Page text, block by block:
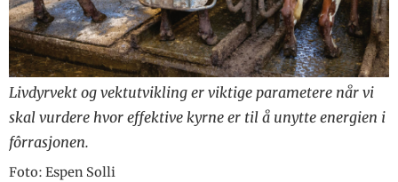
Livdyrvekt og vektutvikling er viktige parametere når vi
skal vurdere hvor effektive kyrne er til å unytte energien i
fôrrasjonen.
Foto: Espen Solli